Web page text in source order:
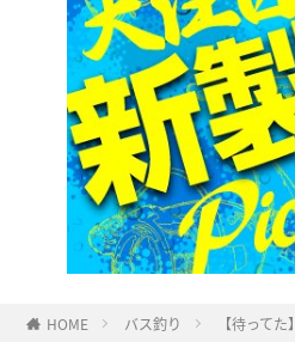
HOME バス釣り 【待って